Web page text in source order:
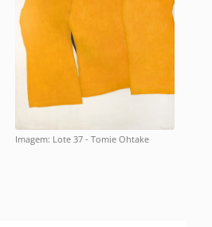
Imagem: Lote 37 - Tomie Ohtake